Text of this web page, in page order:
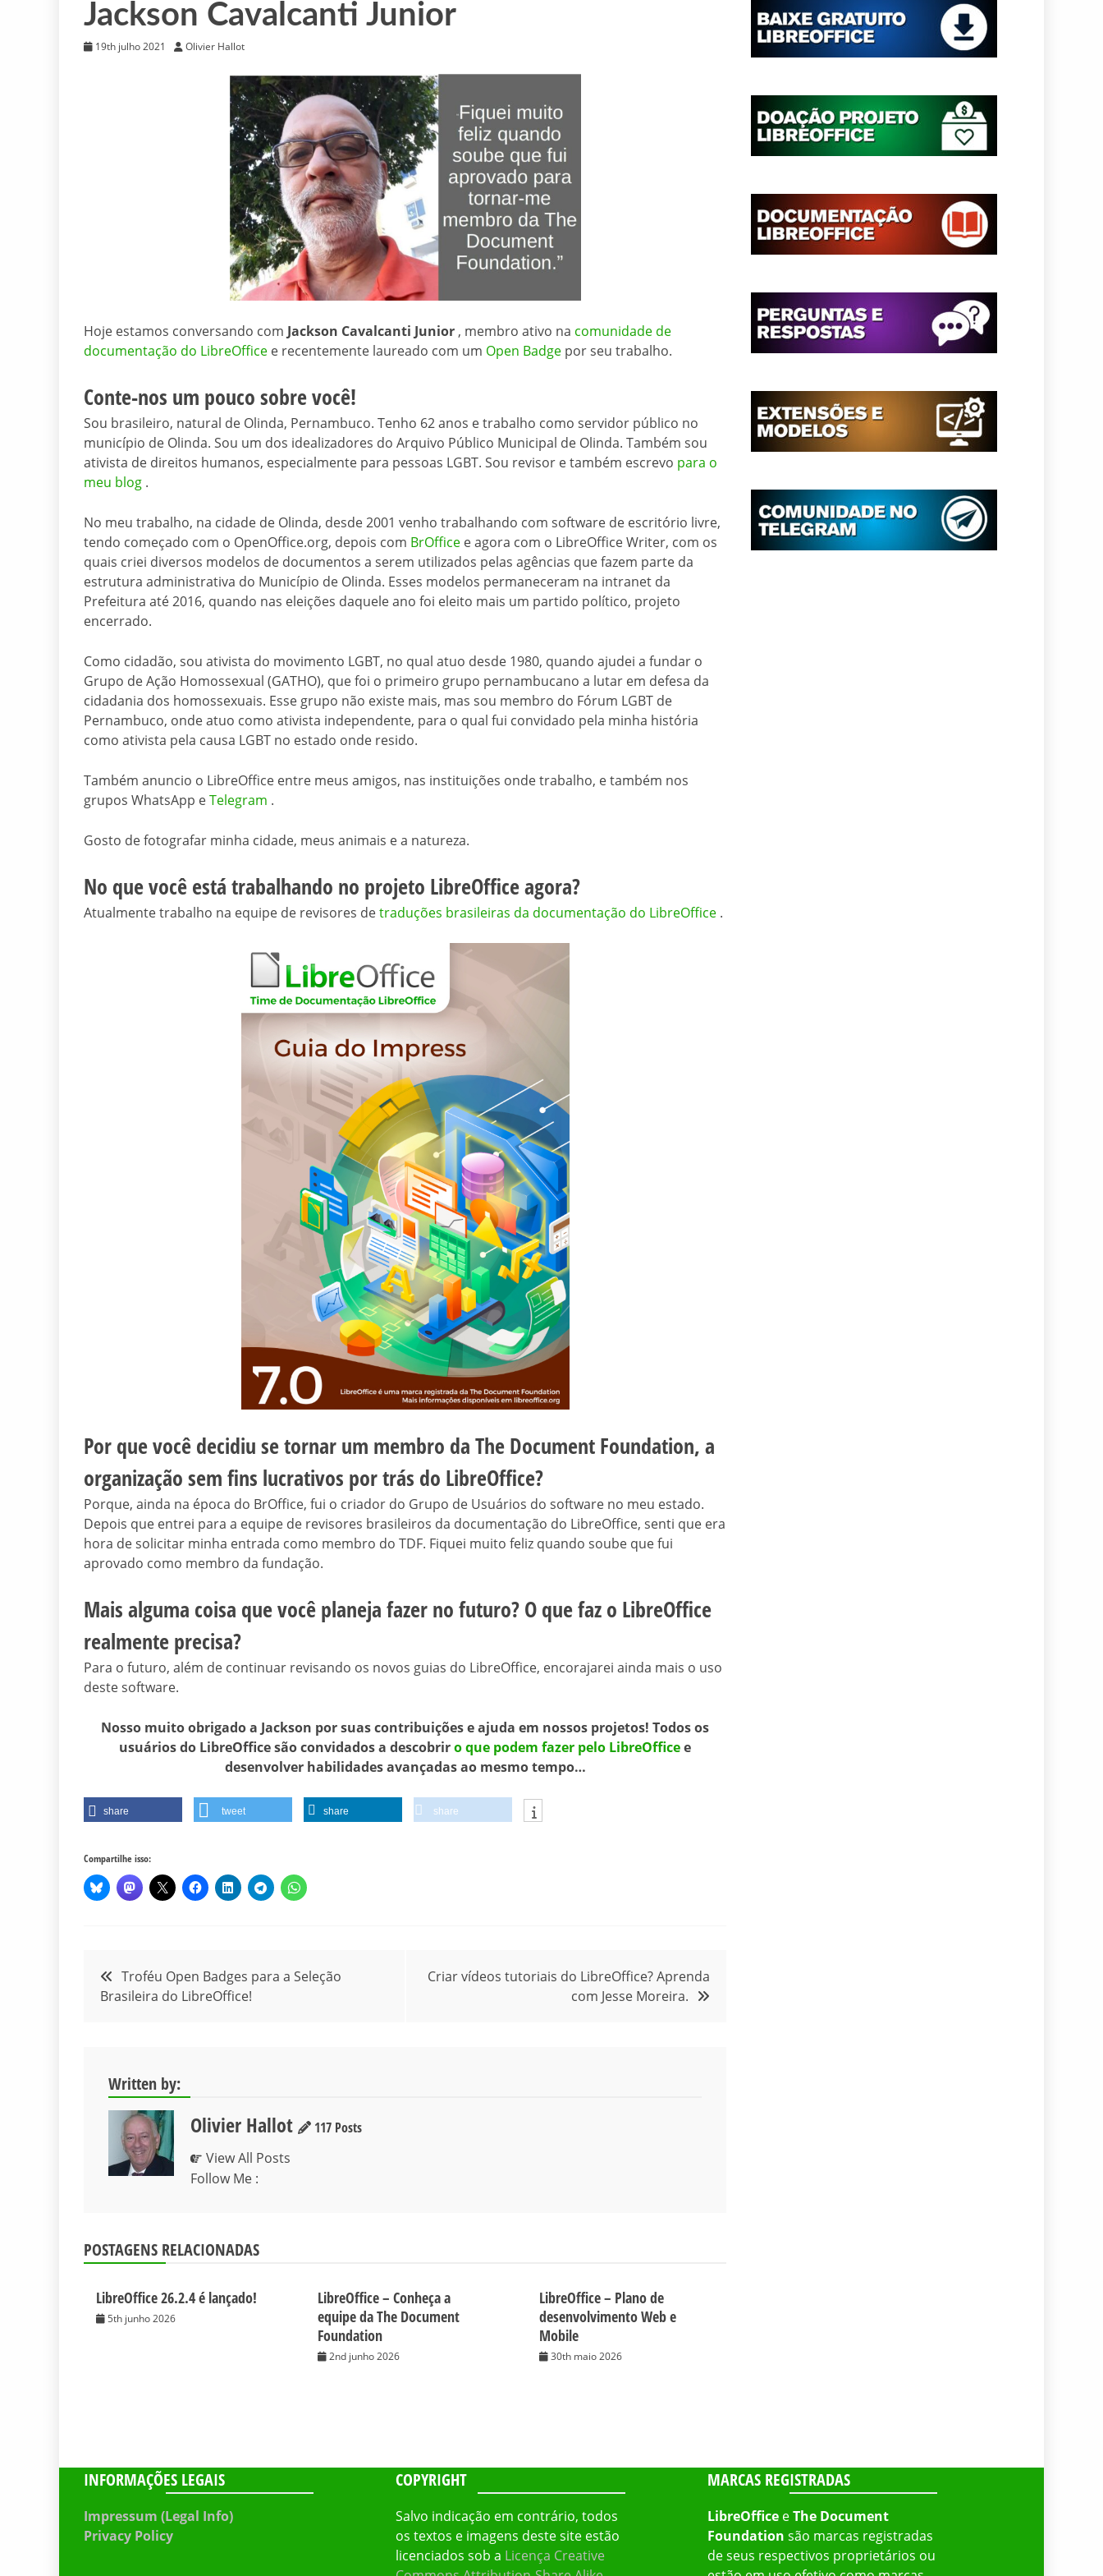
Jackson Cavalcanti Junior
19th julho 2021 Olivier Hallot
Hoje estamos conversando com Jackson Cavalcanti Junior , membro ativo na comunidade de
documentação do LibreOffice e recentemente laureado com um Open Badge por seu trabalho.
Conte-nos um pouco sobre você!
Sou brasileiro, natural de Olinda, Pernambuco. Tenho 62 anos e trabalho como servidor público no
município de Olinda. Sou um dos idealizadores do Arquivo Público Municipal de Olinda. Também sou
ativista de direitos humanos, especialmente para pessoas LGBT. Sou revisor e também escrevo para o
meu blog .
No meu trabalho, na cidade de Olinda, desde 2001 venho trabalhando com software de escritório livre,
tendo começado com o OpenOffice.org, depois com BrOffice e agora com o LibreOffice Writer, com os
quais criei diversos modelos de documentos a serem utilizados pelas agências que fazem parte da
estrutura administrativa do Município de Olinda. Esses modelos permaneceram na intranet da
Prefeitura até 2016, quando nas eleições daquele ano foi eleito mais um partido político, projeto
encerrado.
Como cidadão, sou ativista do movimento LGBT, no qual atuo desde 1980, quando ajudei a fundar o
Grupo de Ação Homossexual (GATHO), que foi o primeiro grupo pernambucano a lutar em defesa da
cidadania dos homossexuais. Esse grupo não existe mais, mas sou membro do Fórum LGBT de
Pernambuco, onde atuo como ativista independente, para o qual fui convidado pela minha história
como ativista pela causa LGBT no estado onde resido.
Também anuncio o LibreOffice entre meus amigos, nas instituições onde trabalho, e também nos
grupos WhatsApp eTelegram .
Gosto de fotografar minha cidade, meus animais e a natureza.
No que você está trabalhando no projeto LibreOffice agora?
Atualmente trabalho na equipe de revisores detraduções brasileiras da documentação do LibreOffice .
Por que você decidiu se tornar um membro da The Document Foundation, a
organização sem fins lucrativos por trás do LibreOffice?
Porque, ainda na época do BrOffice, fui o criador do Grupo de Usuários do software no meu estado.
Depois que entrei para a equipe de revisores brasileiros da documentação do LibreOffice, senti que era
hora de solicitar minha entrada como membro do TDF. Fiquei muito feliz quando soube que fui
aprovado como membro da fundação.
Mais alguma coisa que você planeja fazer no futuro? O que faz o LibreOffice
realmente precisa?
Para o futuro, além de continuar revisando os novos guias do LibreOffice, encorajarei ainda mais o uso
deste software.
Nosso muito obrigado a Jackson por suas contribuições e ajuda em nossos projetos! Todos os
usuários do LibreOffice são convidados a descobriro que podem fazer pelo LibreOfficee
desenvolver habilidades avançadas ao mesmo tempo…
share tweet share share
Compartilhe isso:
Navegação
de
Troféu Open Badges para a Seleção
Brasileira do LibreOffice!
Criar vídeos tutoriais do LibreOffice? Aprenda
com Jesse Moreira.
Written by:
Olivier Hallot
117 Posts
View All Posts
Follow Me :
POSTAGENS RELACIONADAS
LibreOffice 26.2.4 é lançado!
5th junho 2026
LibreOffice – Conheça a
equipe da The Document
Foundation
2nd junho 2026
LibreOffice – Plano de
desenvolvimento Web e
Mobile
30th maio 2026
INFORMAÇÕES LEGAIS
Impressum (Legal Info)
Privacy Policy
COPYRIGHT
Salvo indicação em contrário, todos
os textos e imagens deste site estão
licenciados sob a Licença Creative
MARCAS REGISTRADAS
LibreOfficeeThe Document
Foundation são marcas registradas
de seus respectivos proprietários ou